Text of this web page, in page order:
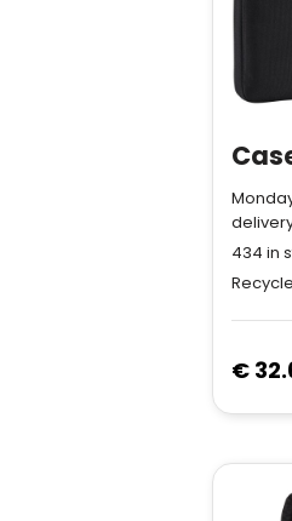
434 in
€